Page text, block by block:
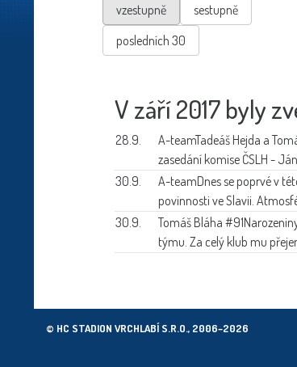
vzestupně
sestupně
posledních 30
V září 2017 byly
28.9. A-teamTadeáš Hejda a
zasedání komise ČSLH -
30.9.
A-teamDnes se poprvé v
povinnosti ve Slavii.
30.9.
Tomáš Bláha #91
týmu. Za celý klub mu
© HC STADION VRCHLABÍ S.R.O., 2006–2026